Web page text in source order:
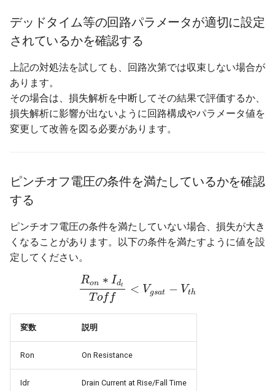
デッドタイム等の回路パラメータが適切に設定
されているかを確認する
上記の対処法を試しても、回路次第では収束しない場合が
あります。
その場合は、損失解析を中断してその結果で評価するか、
損失解析に影響が出ないように回路構成やパラメータ値を
変更して改善を図る必要があります。
ピンチオフ電圧の条件を満たしているかを確認
する
ピンチオフ電圧の条件を満たしていない場合、損失が大き
くなることがあります。以下の条件を満たすように値を設
定してください。
Ron ∗ Idt
T of f
< Vgsat − Vth
Ron∗IdtT off <Vgsa t−V th
変数 説明
Ron On Resistance
Idr Drain Current at Rise/Fall Time